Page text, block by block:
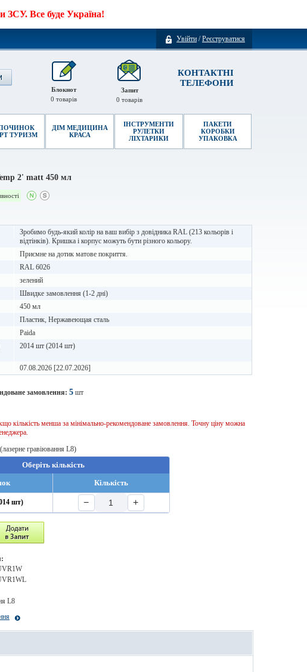
ЗСУ. Все буде Україна!
Увійти /Реєструватися
КОНТАКТНІ
ТЕЛЕФОНИ
Запит
0 товарів
Блокнот
0 товарів
ТУРИЗМ
ДІМ МЕДИЦИНА
КРАСА
ІНСТРУМЕНТИ
РУЛЕТКИ
ЛІХТАРИКИ
ПАКЕТИ
КОРОБКИ
УПАКОВКА
2' matt 450 мл
Зробимо будь-який колір на ваш вибір з довідника RAL (213 кольорів і
відтінків). Кришка і корпус можуть бути різного кольору.
Приємне на дотик матове покриття.
RAL 6026
зелений
Швидке замовлення (1-2 дні)
450 мл
Пластик, Нержавеющая сталь
Paida
2014 шт (2014 шт)
07.08.2026 [22.07.2026]
замовлення: 5 шт
кількість менша за мінімально-рекомендоване замовлення. Точну ціну можна
гравіювання L8)
Оберіть кількість
Кількість
шт) − +
L8